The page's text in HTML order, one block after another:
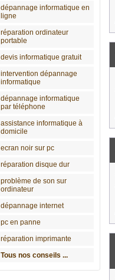
dépannage informatique en
ligne
réparation ordinateur
portable
devis informatique gratuit
intervention dépannage
informatique
dépannage informatique
par téléphone
assistance informatique à
domicile
ecran noir sur pc
réparation disque dur
problème de son sur
ordinateur
dépannage internet
pc en panne
réparation imprimante
Tous nos conseils ...